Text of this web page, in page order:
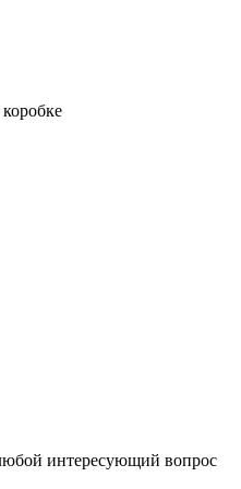
интересующий вопрос